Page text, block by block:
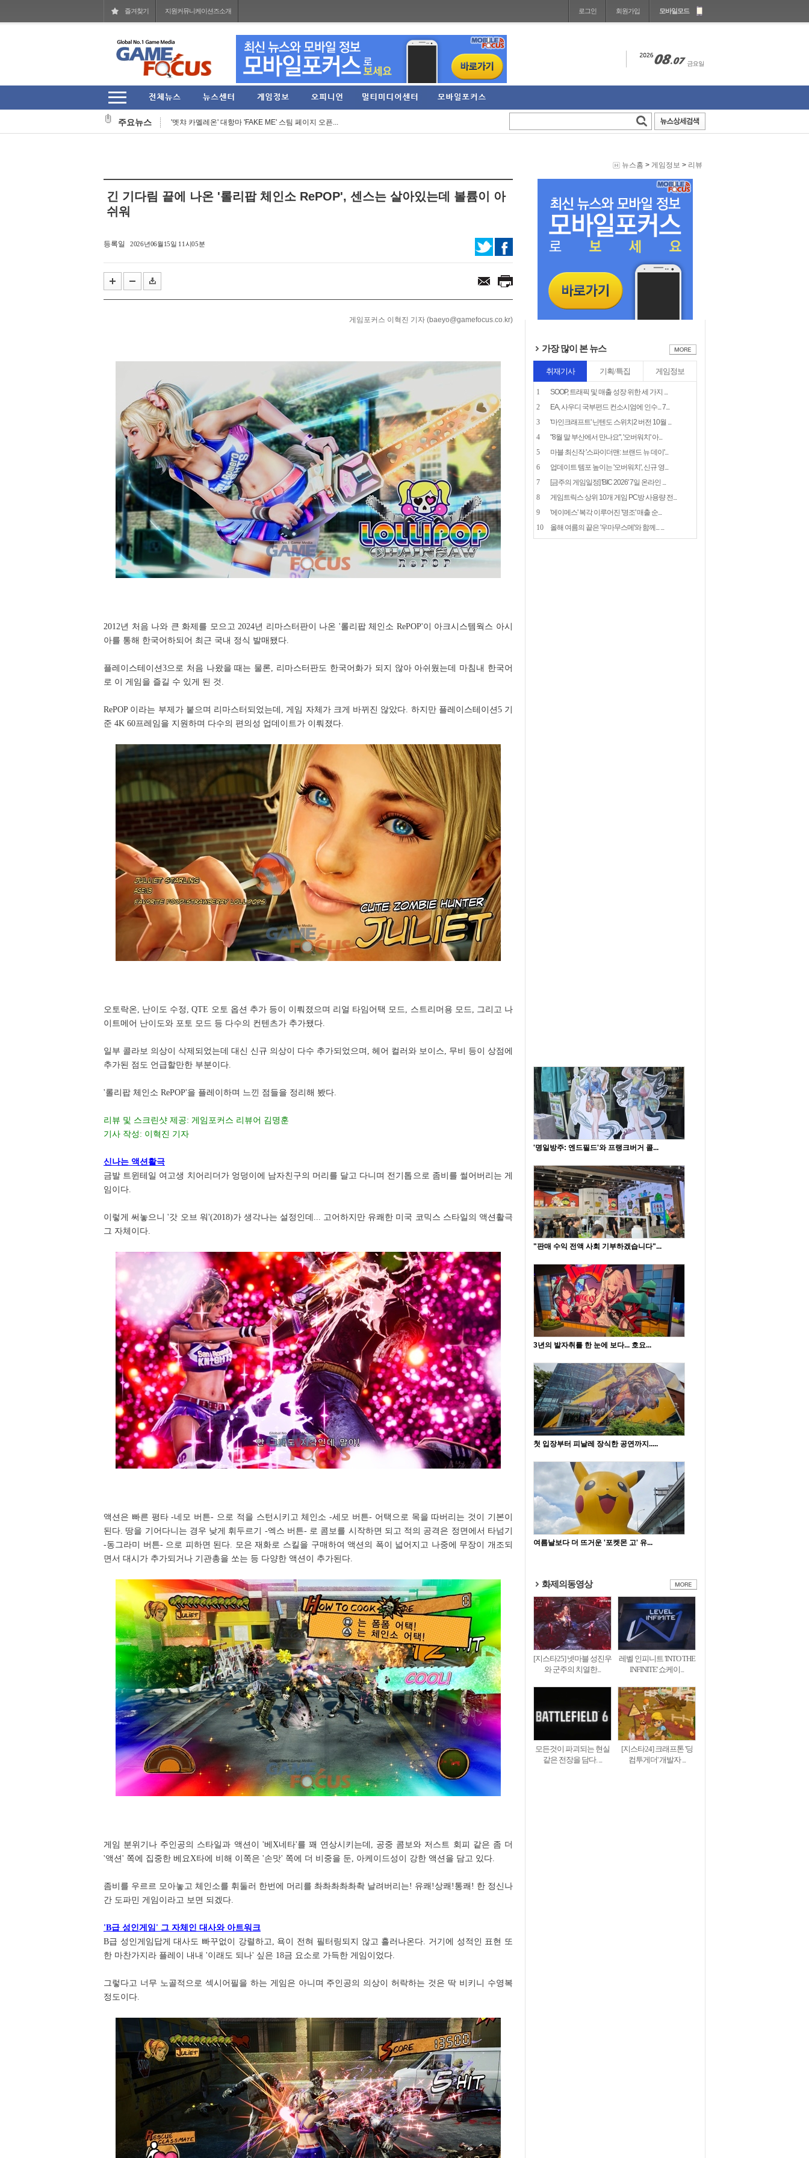
즐겨찾기 지원커뮤니케이션즈소개 로그인 회원가입 모바일모드
주요뉴스
작곡 보조에서 블리자드 음악의 기둥으로... 아담 버...
헥토파이낸셜 2026년 상반기 잠정 실적 발표… 역대 ...
'멧챠 카멜레온' 대항마 'FAKE ME' 스팀 페이지 오픈...
코리아보드게임즈, '퍼스트 시그널' 등 신작 보드게임...
뉴스홈 > 게임정보 > 리뷰
긴 기다림 끝에 나온 '롤리팝 체인소 RePOP', 센스는 살아있는데 볼륨이 아
쉬워
등록일 2026년06월15일 11시05분
게임포커스 이혁진 기자 (baeyo@gamefocus.co.kr)
2012년 처음 나와 큰 화제를 모으고 2024년 리마스터판이 나온 '롤리팝 체인소 RePOP'이 아크시스템웍스 아시
아를 통해 한국어하되어 최근 국내 정식 발매됐다.
플레이스테이션3으로 처음 나왔을 때는 물론, 리마스터판도 한국어화가 되지 않아 아쉬웠는데 마침내 한국어
로 이 게임을 즐길 수 있게 된 것.
RePOP 이라는 부제가 붙으며 리마스터되었는데, 게임 자체가 크게 바뀌진 않았다. 하지만 플레이스테이션5 기
준 4K 60프레임을 지원하며 다수의 편의성 업데이트가 이뤄졌다.
오토락온, 난이도 수정, QTE 오토 옵션 추가 등이 이뤄졌으며 리얼 타임어택 모드, 스트리머용 모드, 그리고 나
이트메어 난이도와 포토 모드 등 다수의 컨텐츠가 추가됐다.
일부 콜라보 의상이 삭제되었는데 대신 신규 의상이 다수 추가되었으며, 헤어 컬러와 보이스, 무비 등이 상점에
추가된 점도 언급할만한 부분이다.
'롤리팝 체인소 RePOP'을 플레이하며 느낀 점들을 정리해 봤다.
리뷰 및 스크린샷 제공: 게임포커스 리뷰어 김명훈
기사 작성: 이혁진 기자
신나는 액션활극
금발 트윈테일 여고생 치어리더가 엉덩이에 남자친구의 머리를 달고 다니며 전기톱으로 좀비를 썰어버리는 게
임이다.
이렇게 써놓으니 '갓 오브 워'(2018)가 생각나는 설정인데... 고어하지만 유쾌한 미국 코믹스 스타일의 액션활극
그 자체이다.
액션은 빠른 평타 -네모 버튼- 으로 적을 스턴시키고 체인소 -세모 버튼- 어택으로 목을 따버리는 것이 기본이
된다. 땅을 기어다니는 경우 낮게 휘두르기 -엑스 버튼- 로 콤보를 시작하면 되고 적의 공격은 정면에서 타넘기
-동그라미 버튼- 으로 피하면 된다. 모은 재화로 스킬을 구매하여 액션의 폭이 넓어지고 나중에 무장이 개조되
면서 대시가 추가되거나 기관총을 쏘는 등 다양한 액션이 추가된다.
게임 분위기나 주인공의 스타일과 액션이 '베X네타'를 꽤 연상시키는데, 공중 콤보와 저스트 회피 같은 좀 더
'액션' 쪽에 집중한 베요X타에 비해 이쪽은 '손맛' 쪽에 더 비중을 둔, 아케이드성이 강한 액션을 담고 있다.
좀비를 우르르 모아놓고 체인소를 휘둘러 한번에 머리를 촤촤촤촤촤촥 날려버리는! 유쾌!상쾌!통쾌! 한 정신나
간 도파민 게임이라고 보면 되겠다.
'B급 성인게임' 그 자체인 대사와 아트워크
B급 성인게임답게 대사도 빠꾸없이 강렬하고, 욕이 전혀 필터링되지 않고 흘러나온다. 거기에 성적인 표현 또
한 마찬가지라 플레이 내내 '이래도 되나' 싶은 18금 요소로 가득한 게임이었다.
그렇다고 너무 노골적으로 섹시어필을 하는 게임은 아니며 주인공의 의상이 허락하는 것은 딱 비키니 수영복
정도이다.
가장 많이 본 뉴스
취재기사 기획/특집 게임정보
1
SOOP, 트래픽 및 매출 성장 위한 세 가지 ...
2
EA, 사우디 국부펀드 컨소시엄에 인수... 7...
3
'마인크래프트' 닌텐도 스위치2 버전 10월 ...
4
"8월 말 부산에서 만나요", '오버워치' 아...
5
마블 최신작 '스파이더맨: 브랜드 뉴 데이'...
6
업데이트 템포 높이는 '오버워치', 신규 영...
7
[금주의 게임일정] 'BIC 2026' 7일 온라인 ...
8
게임트릭스 상위 10개 게임 PC방 사용량 전...
9
'에이메스' 복각 이루어진 '명조' 매출 순...
10
올해 여름의 끝은 '우마무스메'와 함께... ...
'명일방주: 엔드필드'와 프랭크버거 콜...
"판매 수익 전액 사회 기부하겠습니다"...
3년의 발자취를 한 눈에 보다... 호요...
첫 입장부터 피날레 장식한 공연까지.....
여름날보다 더 뜨거운 '포켓몬 고' 유...
화제의동영상
[지스타25] 넷마블 성진우
와 군주의 치열한...
레벨 인피니트 'INTO THE
INFINITE' 쇼케이...
모든것이 파괴되는 현실
같은 전장을 담다. ...
[지스타24] 크래프톤 '딩
컴투게더' 개발자 ...